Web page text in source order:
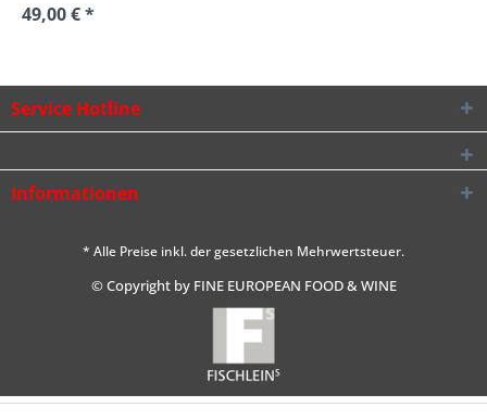
49,00 € *
Service Hotline
Informationen
* Alle Preise inkl. der gesetzlichen Mehrwertsteuer.
© Copyright by FINE EUROPEAN FOOD & WINE